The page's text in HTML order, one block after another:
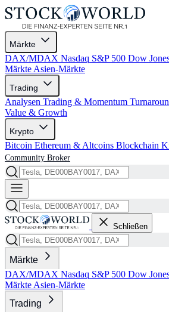
Märkte
DAX/MDAX Nasdaq S&P 500 Dow
Märkte Asien-Märkte
Trading
Analysen Trading & Momentum
Value & Growth
Krypto
Bitcoin Ethereum & Altcoins Blockchain
Community Broker
Schließen
Märkte
DAX/MDAX Nasdaq S&P 500 Dow
Märkte Asien-Märkte
Trading